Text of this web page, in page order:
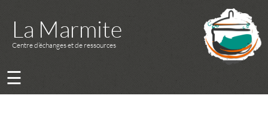
La Marmite
Centre d’échanges et de ressources
☰